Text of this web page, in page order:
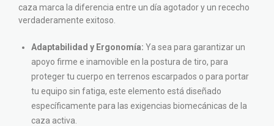
caza marca la diferencia entre un día agotador y un rececho
verdaderamente exitoso.
Adaptabilidad y Ergonomía: Ya sea para garantizar un
apoyo firme e inamovible en la postura de tiro, para
proteger tu cuerpo en terrenos escarpados o para portar
tu equipo sin fatiga, este elemento está diseñado
específicamente para las exigencias biomecánicas de la
caza activa.